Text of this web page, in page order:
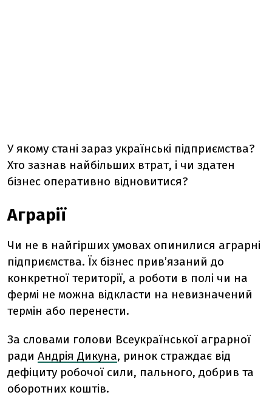
У якому стані зараз українські підприємства?
Хто зазнав найбільших втрат, і чи здатен
бізнес оперативно відновитися?
Аграрії
Чи не в найгірших умовах опинилися аграрні
підприємства. Їх бізнес прив’язаний до
конкретної території, а роботи в полі чи на
фермі не можна відкласти на невизначений
термін або перенести.
За словами голови Всеукраїнської аграрної
ради Андрія Дикуна, ринок страждає від
дефіциту робочої сили, пального, добрив та
оборотних коштів.